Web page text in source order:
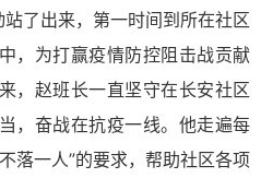
了出来，第一时间到所在社区
，为打赢疫情防控阻击战贡献
，赵班长一直坚守在长安社区
，奋战在抗疫一线。他走遍每
落一人”的要求，帮助社区各项